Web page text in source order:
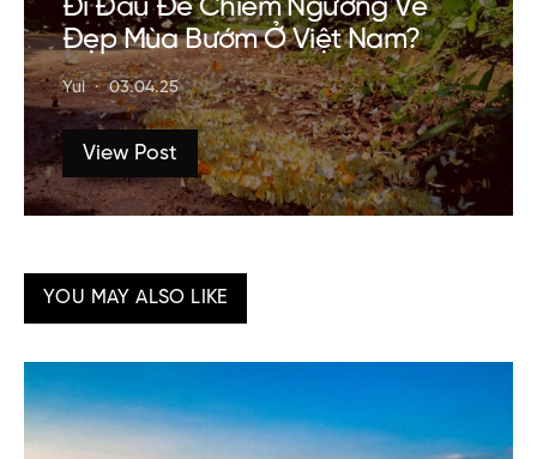
Đi Đâu Để Chiêm Ngưỡng Vẻ
Đẹp Mùa Bướm Ở Việt Nam?
Yui 03.04.25
View Post
YOU MAY ALSO LIKE